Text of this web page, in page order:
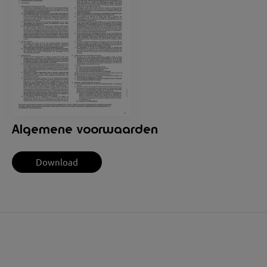
Algemene voorwaarden
Download